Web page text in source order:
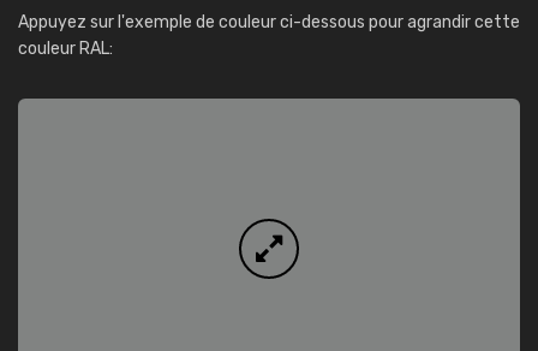
Appuyez sur l'exemple de couleur ci-dessous pour agrandir cette
couleur RAL: